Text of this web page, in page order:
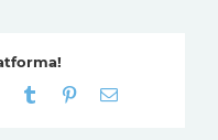
WhatsApp
Tumblr Pinterest
E-